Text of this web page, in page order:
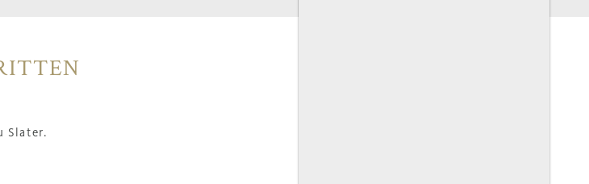
Slater.